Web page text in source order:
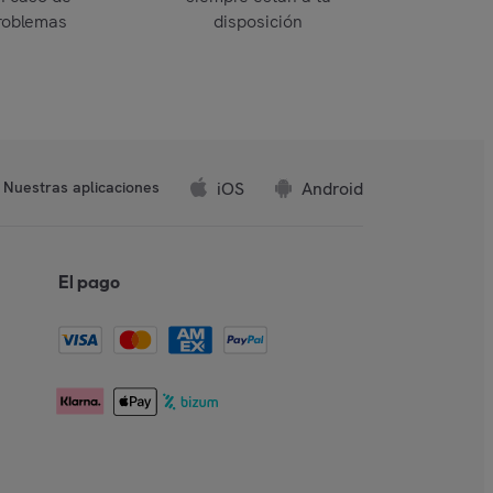
disposición
Nuestras aplicaciones iOS Android
El pago